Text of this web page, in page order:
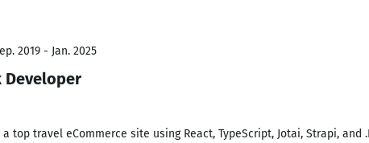
2019 - Jan. 2025
Developer
top travel eCommerce site using React, TypeScript, Jotai, Strapi, and